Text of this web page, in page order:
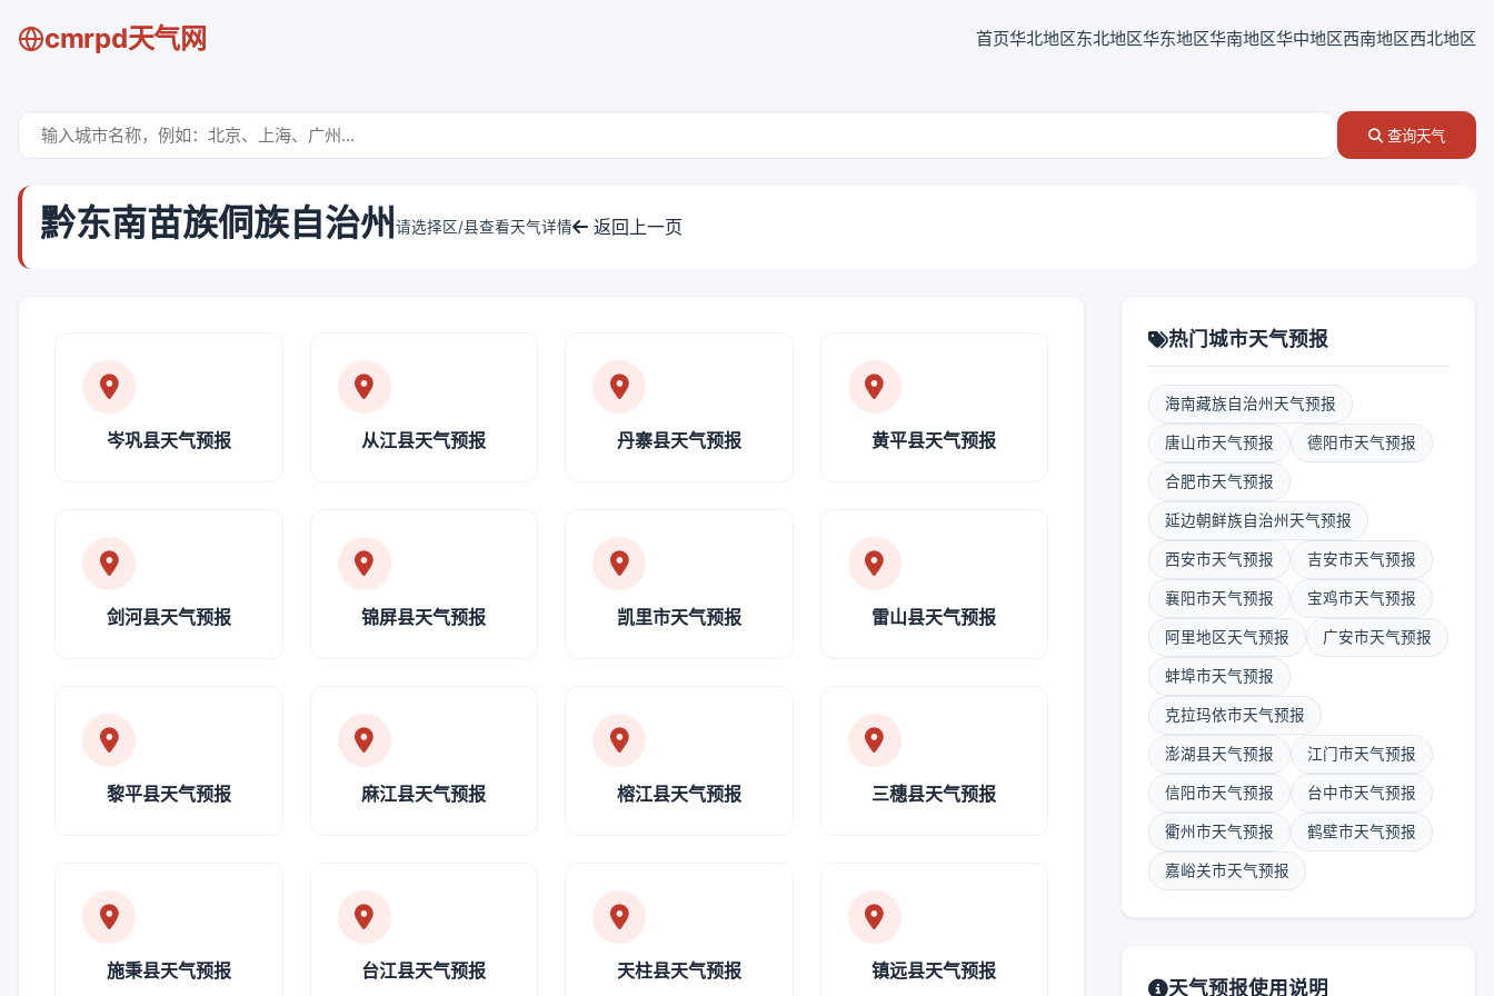
cmrpd天气网 首页华北地区东北地区华东地区华南地区华中地区西南地区西北地区
查询天气
黔东南苗族侗族自治州 请选择区/县查看天气详情 返回上一页
岑巩县天气预报 从江县天气预报 丹寨县天气预报 黄平县天气预报
剑河县天气预报 锦屏县天气预报 凯里市天气预报 雷山县天气预报
黎平县天气预报 麻江县天气预报 榕江县天气预报 三穗县天气预报
施秉县天气预报 台江县天气预报 天柱县天气预报 镇远县天气预报
热门城市天气预报
海南藏族自治州天气预报
唐山市天气预报 德阳市天气预报
合肥市天气预报
延边朝鲜族自治州天气预报
西安市天气预报 吉安市天气预报
襄阳市天气预报 宝鸡市天气预报
阿里地区天气预报 广安市天气预报
蚌埠市天气预报
克拉玛依市天气预报
澎湖县天气预报 江门市天气预报
信阳市天气预报 台中市天气预报
衢州市天气预报 鹤壁市天气预报
嘉峪关市天气预报
天气预报使用说明